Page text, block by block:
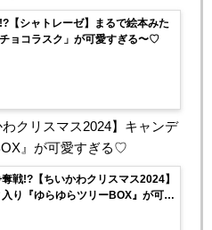
【シャトレーゼ】まるで絵本みた
ョコラスク」が可愛すぎる〜♡
クリスマス2024】キャンデ
』が可愛すぎる♡
戦!?【ちいかわクリスマス2024】
り『ゆらゆらツリーBOX』が可愛